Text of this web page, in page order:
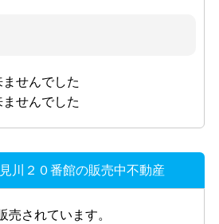
せんでした
せんでした
川２０番館の販売中不動産
売されています。